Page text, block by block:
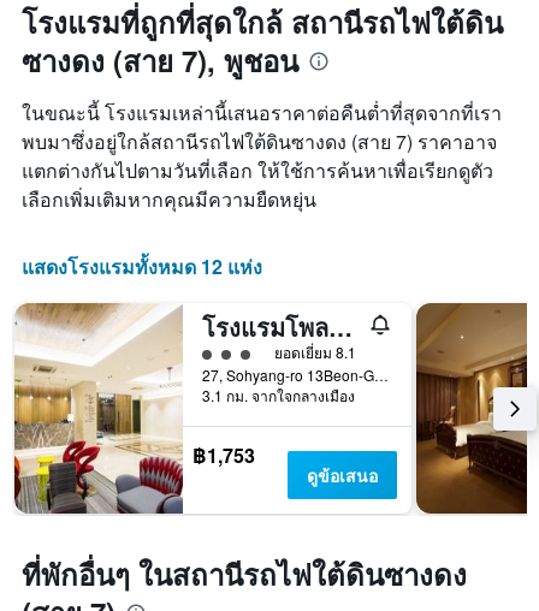
โรงแรมที่ถูกที่สุดใกล้ สถานีรถไฟใต้ดิน
ซางดง (สาย 7), พูชอน
ในขณะนี้ โรงแรมเหล่านี้เสนอราคาต่อคืนต่ำที่สุดจากที่เรา
พบมาซึ่งอยู่ใกล้สถานีรถไฟใต้ดินซางดง (สาย 7) ราคาอาจ
แตกต่างกันไปตามวันที่เลือก ให้ใช้การค้นหาเพื่อเรียกดูตัว
เลือกเพิ่มเติมหากคุณมีความยืดหยุ่น
แสดงโรงแรมทั้งหมด 12 แห่ง
โรงแรมโพลาริส
ให้ 3 ดาว ยอดเยี่ยม 8.1
27, Sohyang-ro 13Beon-Gil, Wonmi-gu, พูชอน, เกาหลีใต้
3.1 กม. จากใจกลางเมือง
฿1,753
ดูข้อเสนอ
ที่พักอื่นๆ ในสถานีรถไฟใต้ดินซางดง